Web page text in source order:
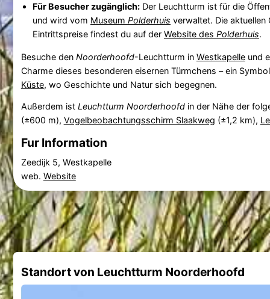
Für Besucher zugänglich:Der Leuchtturm ist für die
und wird vom Museum Polderhuis verwaltet. Die aktuellen
Eintrittspreise findest du auf der Website des Polderhuis.
Besuche den Noorderhoofd-Leuchtturm in Westkapelleund
Charme dieses besonderen eisernen Türmchens – ein
Küste, wo Geschichte und Natur sich begegnen.
Außerdem ist Leuchtturm Noorderhoofdin der Nähe der
(±600 m), Vogelbeobachtungsschirm Slaakweg (±1,2 km),
Fur Information
Zeedijk 5, Westkapelle
web. Website
Standort von Leuchtturm Noorderhoofd